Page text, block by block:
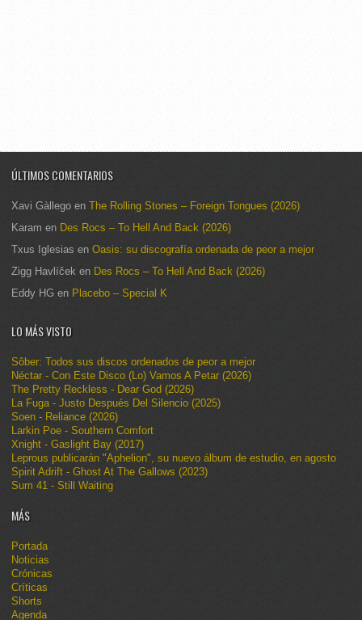
ÚLTIMOS COMENTARIOS
Xavi Gàllego en The Rolling Stones – Foreign Tongues (2026)
Karam en Des Rocs – To Hell And Back (2026)
Txus Iglesias en Oasis: su discografía ordenada de peor a mejor
Zigg Havlíček en Des Rocs – To Hell And Back (2026)
Eddy HG en Placebo – Special K
LO MÁS VISTO
Sôber: Todos sus discos ordenados de peor a mejor
Néctar - Con Este Disco (Lo) Vamos A Petar (2026)
The Pretty Reckless - Dear God (2026)
La Fuga - Justo Después Del Silencio (2025)
Soen - Reliance (2026)
Larkin Poe - Southern Comfort
Xnight - Gaslight Bay (2017)
Leprous publicarán "Aphelion", su nuevo álbum de estudio, en agosto
Spirit Adrift - Ghost At The Gallows (2023)
Sum 41 - Still Waiting
MÁS
Portada
Noticias
Crónicas
Críticas
Shorts
Agenda